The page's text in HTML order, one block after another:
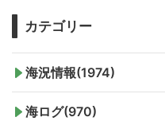
カテゴリー
海況情報(1974)
海ログ(970)